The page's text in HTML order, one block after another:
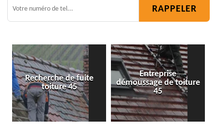
Entreprise
démoussage de toiture
45
Isolation toiture 45